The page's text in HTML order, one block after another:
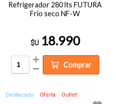
Refrigerador 280 lts FUTURA
Frio seco NF-W
$U 18.990
Comprar
Destacado Oferta Outlet